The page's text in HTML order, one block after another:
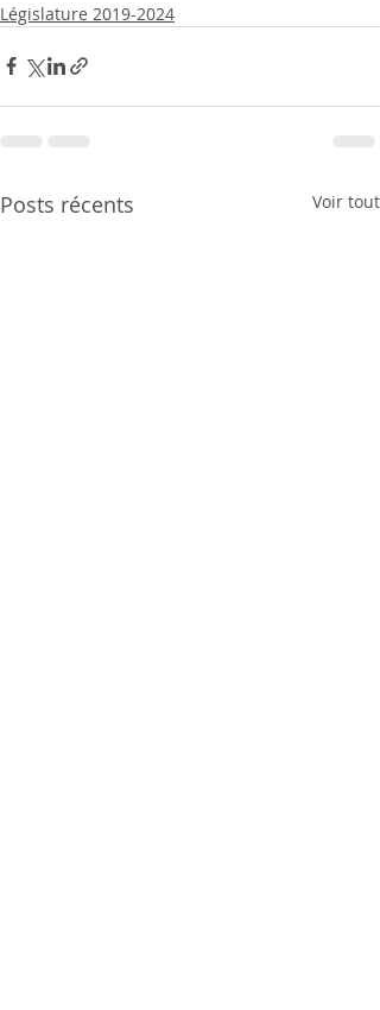
Législature 2019-2024
Posts récents Voir tout